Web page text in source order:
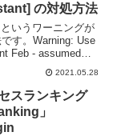
の対処方法
いうワーニングが
す。Warning: Use
Feb - assumed
Error in a ...2021.05.28
スランキング
」